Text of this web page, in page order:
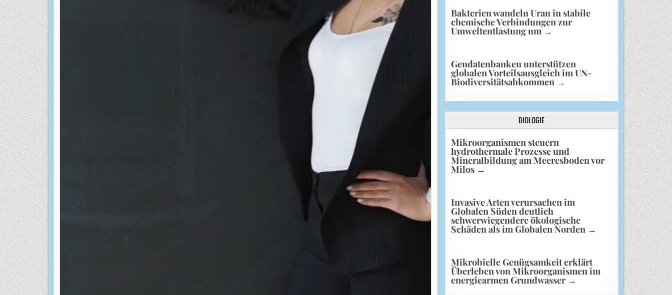
Bakterien wandeln Uran in stabile
chemische Verbindungen zur
Umweltentlastung um→
Gendatenbanken unterstützen
globalen Vorteilsausgleich im UN-
Biodiversitätsabkommen →
BIOLOGIE
Mikroorganismen steuern
hydrothermale Prozesse und
Mineralbildung am Meeresboden vor
Milos →
Invasive Arten verursachen im
Globalen Süden deutlich
schwerwiegendere ökologische
Schäden als im Globalen Norden →
Mikrobielle Genügsamkeit erklärt
Überleben von Mikroorganismen im
energiearmen Grundwasser →